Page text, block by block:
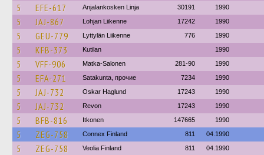
5 EFE-617 Anjalankosken Linja 30191 1990
5 JAJ-867 Lohjan Liikenne 17242 1990
5 GEU-779 Lyttylän Liikenne 776 1990
5 KFB-373 Kutilan 1990
5 VFF-906 Matka-Salonen 281-90 1990
5 EFA-271 Satakunta, прочие 7234 1990
5 JAJ-732 Oskar Haglund 17243 1990
5 JAJ-732 Revon 17243 1990
5 BFB-816 Itkonen 147665 1990
5 ZEG-758 Connex Finland 811 04.1990
5 ZEG-758 Veolia Finland 811 04.1990